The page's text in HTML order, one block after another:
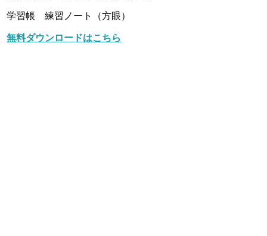
学習帳 練習ノート（方眼）
無料ダウンロードはこちら